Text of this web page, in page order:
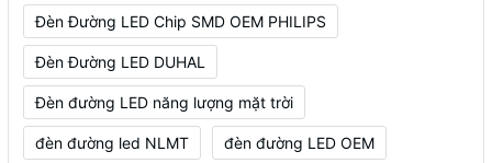
Đèn Đường LED Chip SMD OEM PHILIPS
Đèn Đường LED DUHAL
Đèn đường LED năng lượng mặt trời
đèn đường led NLMT đèn đường LED OEM